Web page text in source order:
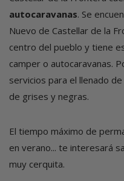
autocaravanas. Se
Nuevo de Castellar de la
centro del pueblo y tiene
camper o autocaravanas.
servicios para el llenado
de grises y negras.
El tiempo máximo de
en verano... te interesará
muy cerquita.